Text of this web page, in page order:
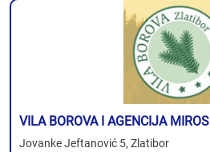
VILA BOROVA I AGENCIJA MIROS
Jovanke Jeftanović 5, Zlatibor